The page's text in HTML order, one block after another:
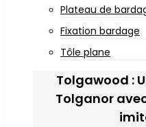
Plateau de
Fixation bardage
Tôle plane
Tolgawood :
Tolganor